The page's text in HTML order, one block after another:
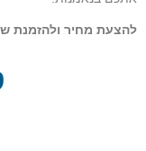
להצעת מחיר ולהזמנת